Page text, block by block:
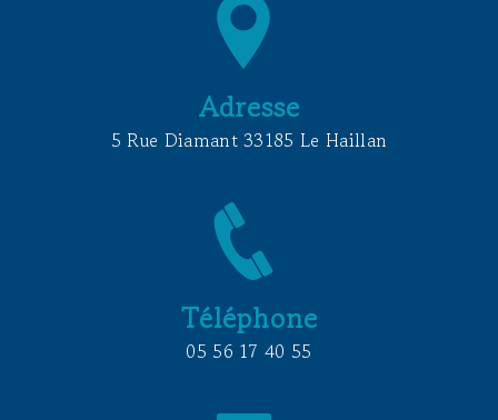
Adresse
5 Rue Diamant 33185 Le Haillan
Téléphone
05 56 17 40 55